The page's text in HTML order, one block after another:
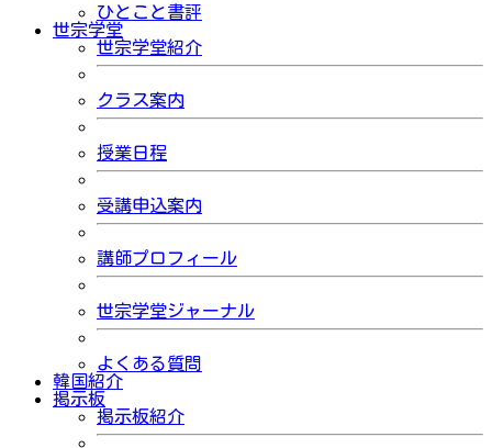
ひとこと書評
世宗学堂
世宗学堂紹介
クラス案内
授業日程
受講申込案内
講師プロフィール
世宗学堂ジャーナル
よくある質問
韓国紹介
掲示板
掲示板紹介